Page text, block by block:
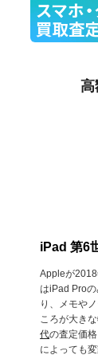
高
iPad 第6
Appleが
はiPad Pro
り、メモや
ころが大き
代の査定価
によっても